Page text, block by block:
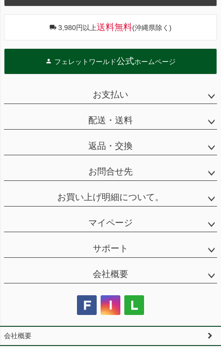
へ
3,980円以上送料無料(沖縄県除く)
フェレットワールド公式ホームページ
お支払い
配送・送料
返品・交換
お問合せ先
お買い上げ明細について。
マイページ
サポート
会社概要
会社概要